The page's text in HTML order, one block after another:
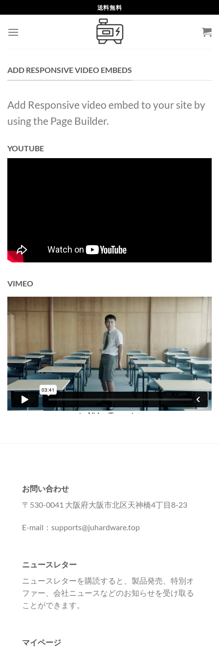
to
content
送料無料
ADD RESPONSIVE VIDEO EMBEDS
Add Responsive video embed to your site by
using the Page Builder.
YOUTUBE
VIMEO
お問い合わせ
〒530-0041 大阪府大阪市北区天神橋4丁目8-23
E-mail：supports@juhardware.top
マイページ
ニュースレター
ニュースレターを購読すると、製品発売、特別オ
ファー、会社ニュースなどのお知らせを受け取る
ことができます。